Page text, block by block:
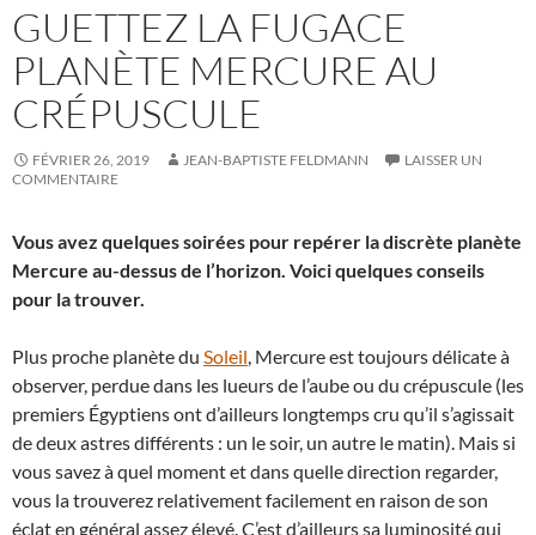
GUETTEZ LA FUGACE
PLANÈTE MERCURE AU
CRÉPUSCULE
FÉVRIER 26, 2019 JEAN-BAPTISTE FELDMANN
LAISSER UN
COMMENTAIRE
Vous avez quelques soirées pour repérer la discrète planète
Mercure au-dessus de l’horizon. Voici quelques conseils
pour la trouver.
Plus proche planète du Soleil , Mercure est toujours délicate à
observer, perdue dans les lueurs de l’aube ou du crépuscule (les
premiers Égyptiens ont d’ailleurs longtemps cru qu’il s’agissait
de deux astres différents : un le soir, un autre le matin). Mais si
vous savez à quel moment et dans quelle direction regarder,
vous la trouverez relativement facilement en raison de son
éclat en général assez élevé. C’est d’ailleurs sa luminosité qui